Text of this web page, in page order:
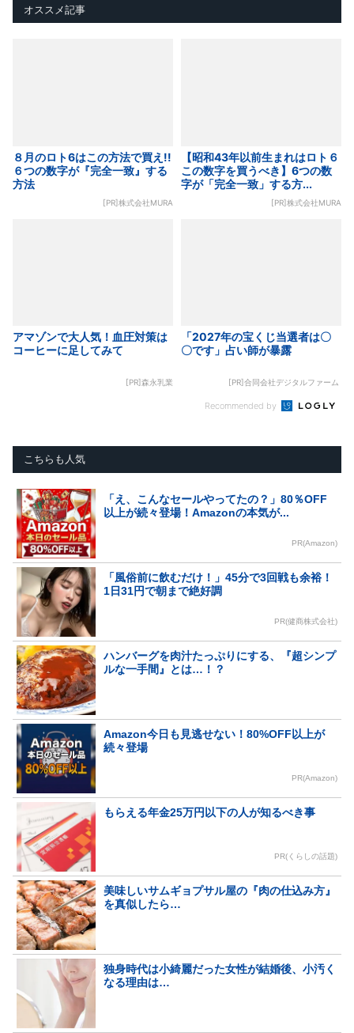
オススメ記事
８月のロト6はこの方法で買え!!
６つの数字が『完全一致』する
方法
[PR]株式会社MURA
【昭和43年以前生まれはロト６
この数字を買うべき】6つの数
字が「完全一致」する方...
[PR]株式会社MURA
アマゾンで大人気！血圧対策は
コーヒーに足してみて
[PR]森永乳業
「2027年の宝くじ当選者は〇
〇です」占い師が暴露
[PR]合同会社デジタルファーム
Recommended by
こちらも人気
「え、こんなセールやってたの？」80％OFF
以上が続々登場！Amazonの本気が...
PR(Amazon)
「風俗前に飲むだけ！」45分で3回戦も余裕！
1日31円で朝まで絶好調
PR(健商株式会社)
ハンバーグを肉汁たっぷりにする、『超シンプ
ルな一手間』とは…！？
Amazon今日も見逃せない！80%OFF以上が
続々登場
PR(Amazon)
もらえる年金25万円以下の人が知るべき事
PR(くらしの話題)
美味しいサムギョプサル屋の『肉の仕込み方』
を真似したら…
独身時代は小綺麗だった女性が結婚後、小汚く
なる理由は…